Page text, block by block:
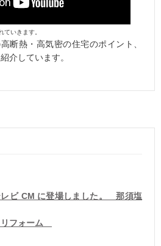
ていきます。
断熱・高気密の住宅のポイント、
介しています。
レビ CM に登場しました。 那須塩
リフォーム